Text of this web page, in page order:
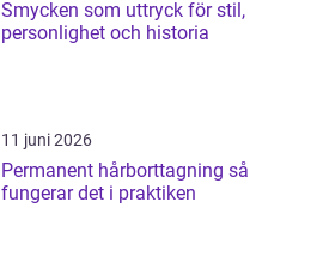
Smycken som uttryck för stil,
personlighet och historia
11 juni 2026
Permanent hårborttagning så
fungerar det i praktiken